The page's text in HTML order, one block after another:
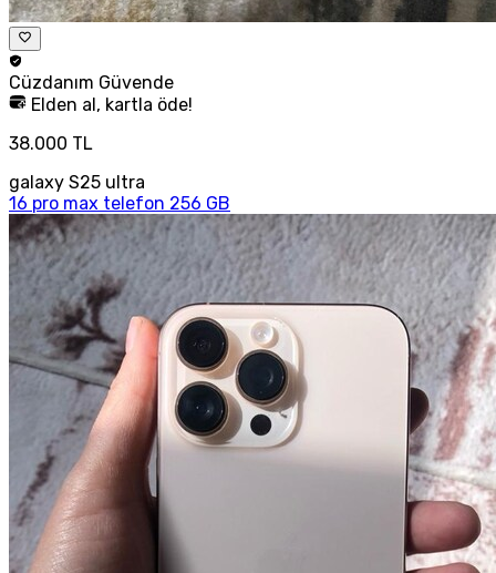
Cüzdanım Güvende
Elden al, kartla öde!
38.000 TL
galaxy S25 ultra
16 pro max telefon 256 GB